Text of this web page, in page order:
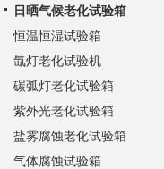
日晒气候老化试验箱
恒温恒湿试验箱
氙灯老化试验机
碳弧灯老化试验箱
紫外光老化试验箱
盐雾腐蚀老化试验箱
气体腐蚀试验箱